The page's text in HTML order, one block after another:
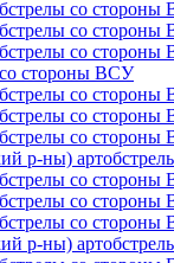
со
со
со
стороны ВСУ
со
со
со
р-ны)
со
со
со
р-ны)